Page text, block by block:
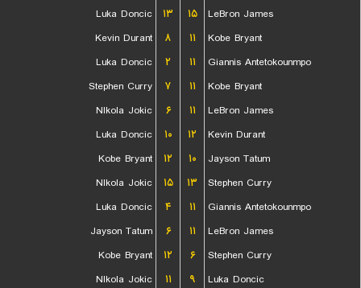
Luka Doncic
۱۳ ۱۵
LeBron James
Kevin Durant
۸ ۱۱
Kobe Bryant
Luka Doncic
۲ ۱۱
Giannis Antetokounmpo
Stephen Curry
۷ ۱۱
Kobe Bryant
NIkola Jokic
۶ ۱۱
LeBron James
Luka Doncic
۱۰ ۱۲
Kevin Durant
Kobe Bryant
۱۲ ۱۰
Jayson Tatum
NIkola Jokic
۱۵ ۱۳
Stephen Curry
Luka Doncic
۴ ۱۱
Giannis Antetokounmpo
Jayson Tatum
۶ ۱۱
LeBron James
Kobe Bryant
۱۲ ۶
Stephen Curry
NIkola Jokic
۱۱ ۹
Luka Doncic